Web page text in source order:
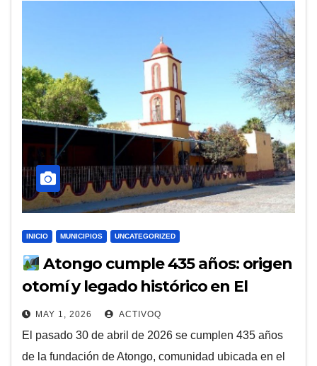
INICIO MUNICIPIOS UNCATEGORIZED
Atongo cumple 435 años: origen
otomí y legado histórico en El
Marqués
MAY 1, 2026 ACTIVOQ
El pasado 30 de abril de 2026 se cumplen 435 años
de la fundación de Atongo, comunidad ubicada en el